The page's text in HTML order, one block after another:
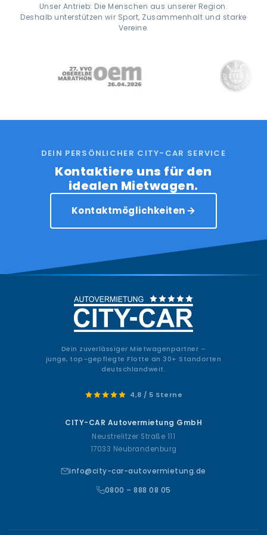
Unser Antrieb: Die Menschen aus unserer Region.
Deshalb unterstützen wir Sport, Zusammenhalt und starke
Vereine.
DEIN PERSÖNLICHER CITY-CAR SERVICE
Kontaktiere uns für den
idealen Mietwagen.
Kontaktmöglichkeiten
Dein zuverlässiger Mietwagenpartner –
junge, top-gepflegte Flotte an 30+ Standorten
deutschlandweit.
4,8 / 5 Sterne
CITY-CAR Autovermietung GmbH
Neustrelitzer Straße 111
17033 Neubrandenburg
info@city-car-autovermietung.de
0800 – 888 08 05